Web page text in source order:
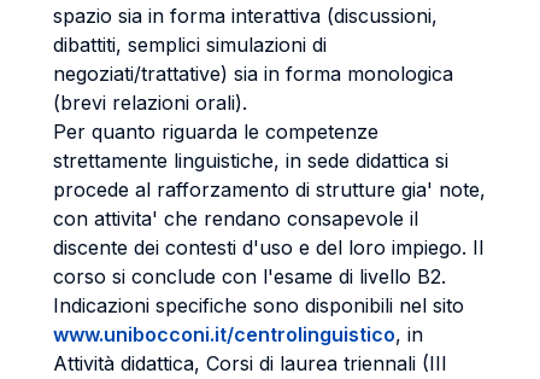
spazio sia in forma interattiva (discussioni,
dibattiti, semplici simulazioni di
negoziati/trattative) sia in forma monologica
(brevi relazioni orali).
Per quanto riguarda le competenze
strettamente linguistiche, in sede didattica si
procede al rafforzamento di strutture gia' note,
con attivita' che rendano consapevole il
discente dei contesti d'uso e del loro impiego. Il
corso si conclude con l'esame di livello B2.
Indicazioni specifiche sono disponibili nel sito
www.unibocconi.it/centrolinguistico, in
Attività didattica, Corsi di laurea triennali (III